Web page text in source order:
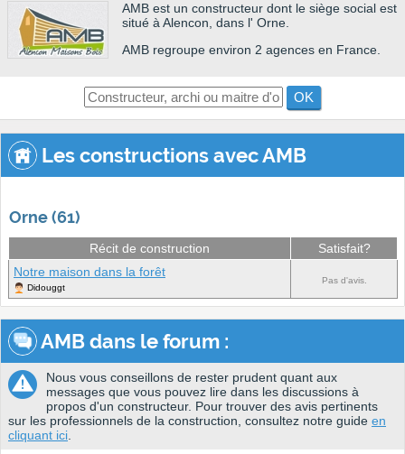
AMB est un constructeur dont le siège social est
situé à Alencon, dans l' Orne.
AMB regroupe environ 2 agences en France.
OK
Les constructions avec AMB
Orne (61)
Récit de construction
Satisfait?
Notre maison dans la forêt
Didouggt
Pas d'avis.
AMB dans le forum :
Nous vous conseillons de rester prudent quant aux
messages que vous pouvez lire dans les discussions à
propos d'un constructeur. Pour trouver des avis pertinents
sur les professionnels de la construction, consultez notre guide en
cliquant ici